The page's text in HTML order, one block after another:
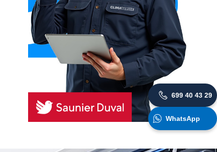
699 40 43 29
WhatsApp